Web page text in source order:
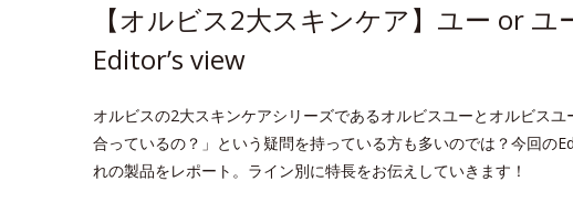
【オルビス2大スキンケア】ユー or ユ
Editor’s view
オルビスの2大スキンケアシリーズであるオルビスユーとオルビス
合っているの？」という疑問を持っている方も多いのでは？今回の
れの製品をレポート。ライン別に特長をお伝えしていきます！